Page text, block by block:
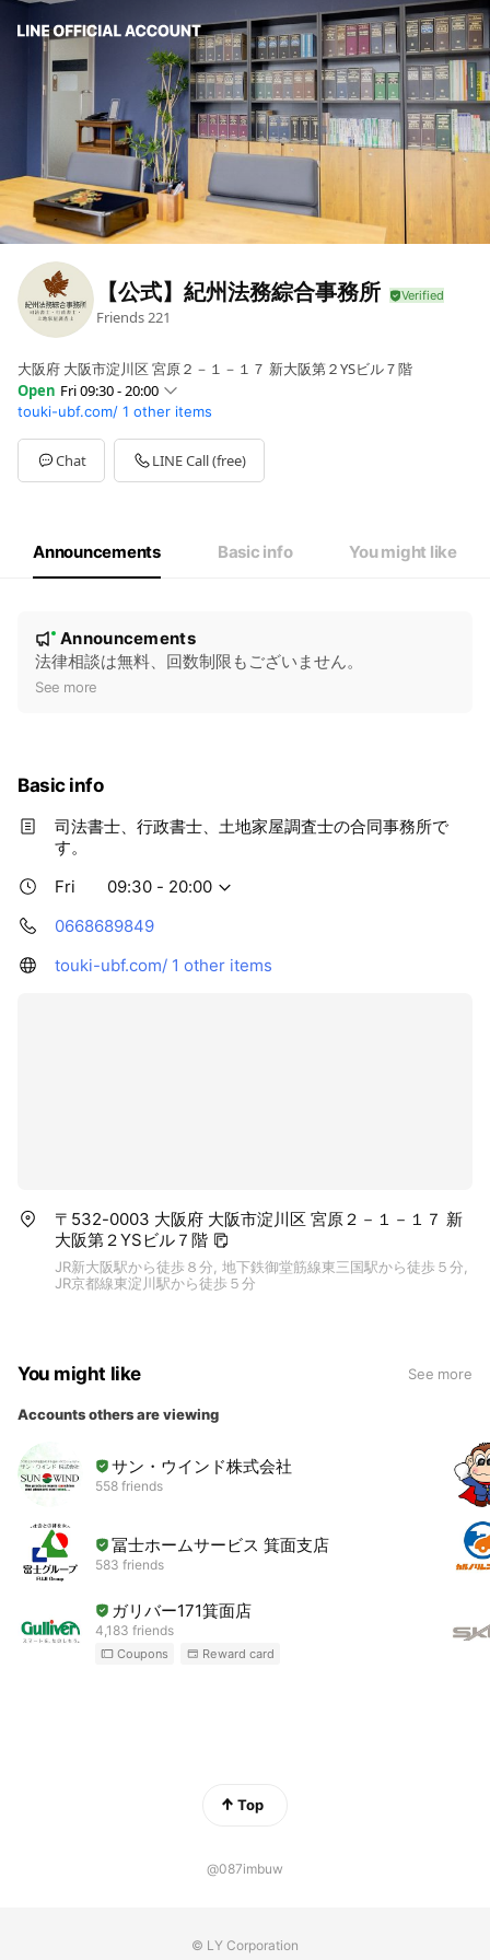
【公式】紀州法務綜合事務所
Friends221
大阪府 大阪市淀川区 宮原２－１－１７ 新大阪第２YSビル７階
Open Fri 09:30 - 20:00
Sun11:00 - 17:00
Mon09:30 - 20:00
Tue09:30 - 20:00
Wed09:30 - 20:00
touki-ubf.com/ 1 other items
Chat LINE Call (free)
Announcements Basic info You might like
e
New
Announcements
法律相談は無料、回数制限もございません。
See more
Basic info
司法書士、行政書士、土地家屋調査士の合同事務所で
す。
Fri
09:30 - 20:00
0668689849
touki-ubf.com/ 1 other items
〒532-0003 大阪府 大阪市淀川区 宮原２－１－１７ 新
大阪第２YSビル７階
JR新大阪駅から徒歩８分, 地下鉄御堂筋線東三国駅から徒歩５分,
JR京都線東淀川駅から徒歩５分
You might like See more
Accounts others are viewing
サン・ウインド株式会社
558 friends
冨士ホームサービス 箕面支店
583 friends
ガリバー171箕面店
4,183 friends
Coupons Reward card
Top
@087imbuw
© LY Corporation